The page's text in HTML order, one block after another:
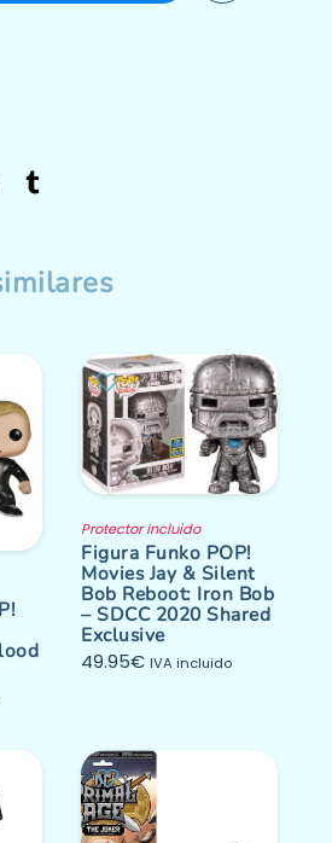
Protector incluido
Figura Funko POP!
Movies Jay & Silent
Bob Reboot: Iron Bob
– SDCC 2020 Shared
Exclusive
49.95€ IVA incluido